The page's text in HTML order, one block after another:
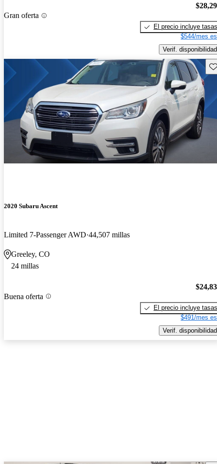
Gran oferta
El precio incluye tasas
$544/mes
Verif. disponibilidad
2020 Subaru Ascent
Limited 7-Passenger AWD 44,507 millas
Greeley, CO
24 millas
Buena oferta
El precio incluye tasas
$491/mes
Verif. disponibilidad